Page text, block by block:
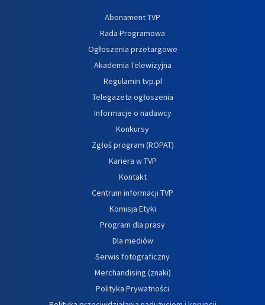
Abonament TVP
Rada Programowa
Ogłoszenia przetargowe
Akademia Telewizyjna
Regulamin tvp.pl
Telegazeta ogłoszenia
Informacje o nadawcy
Konkursy
Zgłoś program (ROPAT)
Kariera w TVP
Kontakt
Centrum informacji TVP
Komisja Etyki
Program dla prasy
Dla mediów
Serwis fotograficzny
Merchandising (znaki)
Polityka Prywatności